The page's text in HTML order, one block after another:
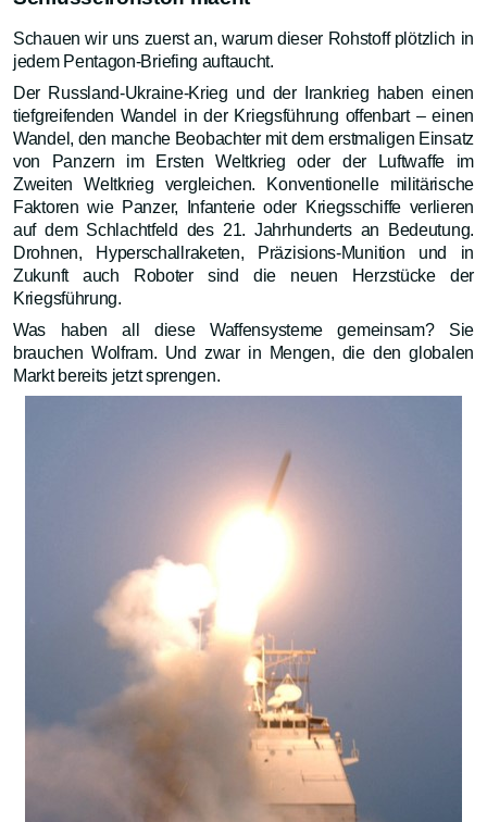
Schauen wir uns zuerst an, warum dieser Rohstoff plötzlich in
jedem Pentagon-Briefing auftaucht.
Der Russland-Ukraine-Krieg und der Irankrieg haben einen
tiefgreifenden Wandel in der Kriegsführung offenbart – einen
Wandel, den manche Beobachter mit dem erstmaligen Einsatz
von Panzern im Ersten Weltkrieg oder der Luftwaffe im
Zweiten Weltkrieg vergleichen. Konventionelle militärische
Faktoren wie Panzer, Infanterie oder Kriegsschiffe verlieren
auf dem Schlachtfeld des 21. Jahrhunderts an Bedeutung.
Drohnen, Hyperschallraketen, Präzisions-Munition und in
Zukunft auch Roboter sind die neuen Herzstücke der
Kriegsführung.
Was haben all diese Waffensysteme gemeinsam? Sie
brauchen Wolfram. Und zwar in Mengen, die den globalen
Markt bereits jetzt sprengen.